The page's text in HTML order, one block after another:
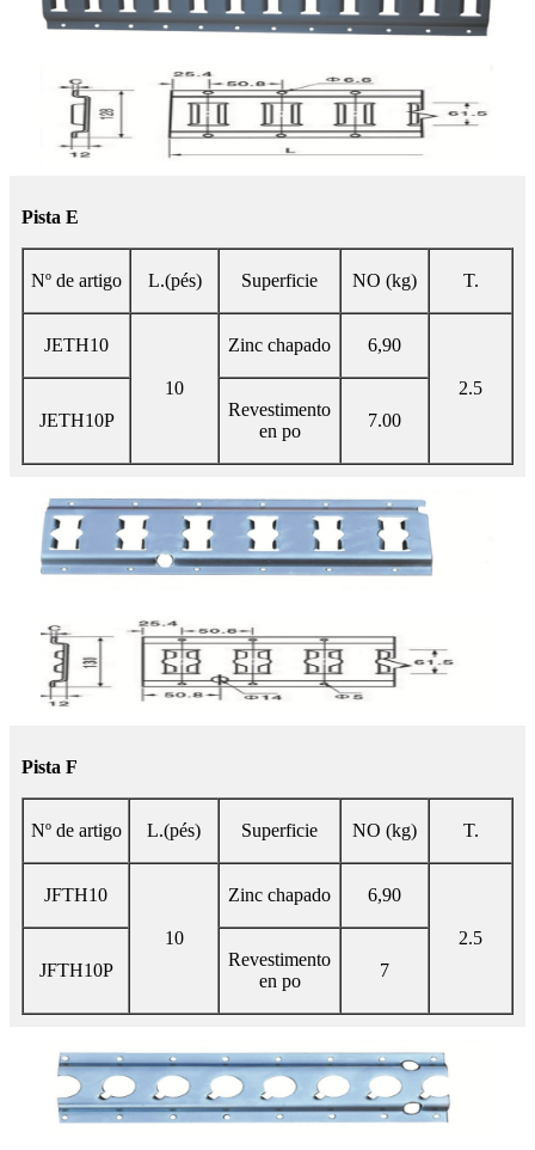
Pista E
Nº de artigo L.(pés) Superficie NO (kg) T.
JETH10
10
Zinc chapado 6,90
2.5
JETH10P
Revestimento
en po
7.00
Pista F
Nº de artigo L.(pés) Superficie NO (kg) T.
JFTH10
10
Zinc chapado 6,90
2.5
JFTH10P
Revestimento
en po
7